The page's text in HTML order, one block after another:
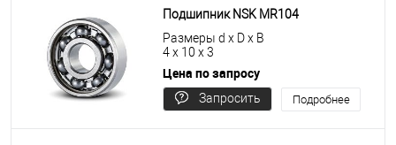
Подшипник NSK MR104
Размеры d x D x B
4 x 10 x 3
Цена по запросу
Запросить
Подробнее